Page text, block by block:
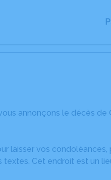
annonçons le décès
laisser vos
Cet endroit est un